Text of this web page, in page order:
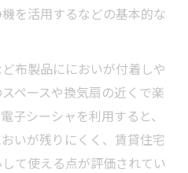
を活用するなどの基本的な
布製品ににおいが付着しや
ペースや換気扇の近くで楽
子シーシャを利用すると、
いが残りにくく、賃貸住宅
て使える点が評価されてい